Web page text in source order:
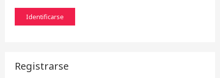
Registrarse